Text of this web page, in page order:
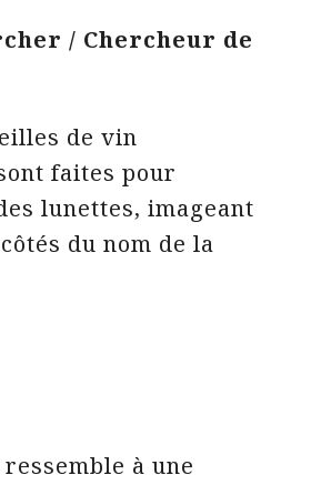
/ Chercheur de
de vin
faites pour
lunettes, imageant
du nom de la
ressemble à une